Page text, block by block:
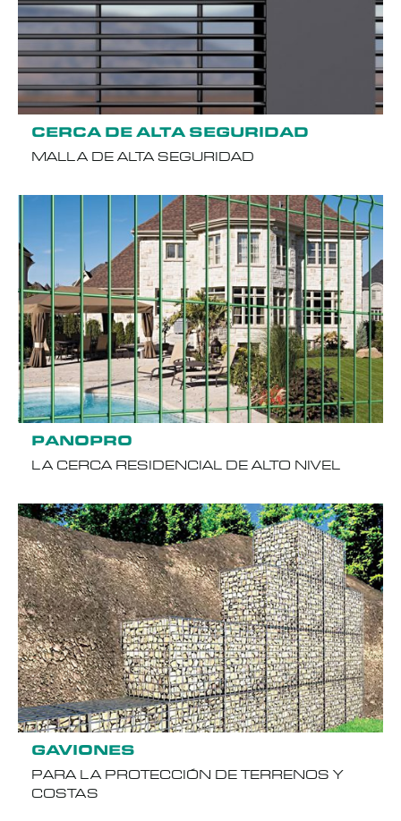
CERCA DE ALTA SEGURIDAD
MALLA DE ALTA SEGURIDAD
PANOPRO
LA CERCA RESIDENCIAL DE ALTO NIVEL
GAVIONES
PARA LA PROTECCIÓN DE TERRENOS Y
COSTAS